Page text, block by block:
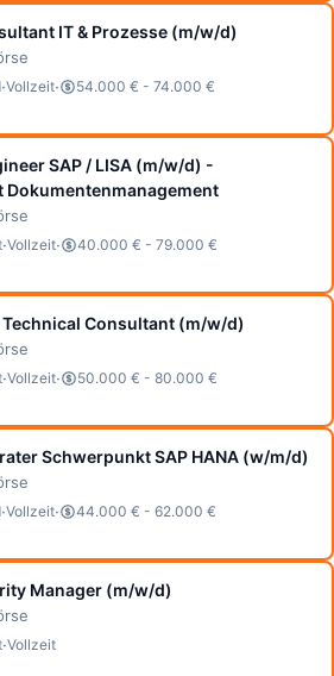
IT & Prozesse (m/w/d)
·Vollzeit·
54.000 € - 74.000 €
SAP / LISA (m/w/d) -
Dokumentenmanagement
·Vollzeit·
40.000 € - 79.000 €
Consultant (m/w/d)
·Vollzeit·
50.000 € - 80.000 €
Schwerpunkt SAP HANA (w/m/d)
·Vollzeit·
44.000 € - 62.000 €
Manager (m/w/d)
·Vollzeit